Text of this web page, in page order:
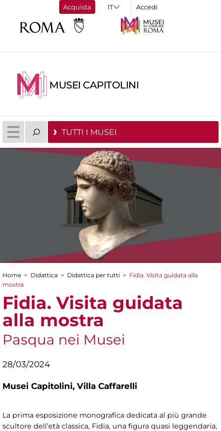
Acquista Accedi
MUSEI CAPITOLINI
TUTTI I MUSEI
Tu sei qui
Home > Didattica > Didattica per tutti > Fidia. Visita guidata alla
mostra
Fidia. Visita guidata
alla mostra
Pasqua nei Musei
28/03/2024
Musei Capitolini, Villa Caffarelli
La prima esposizione monografica dedicata al più grande
scultore dell’età classica, Fidia, una figura quasi leggendaria,